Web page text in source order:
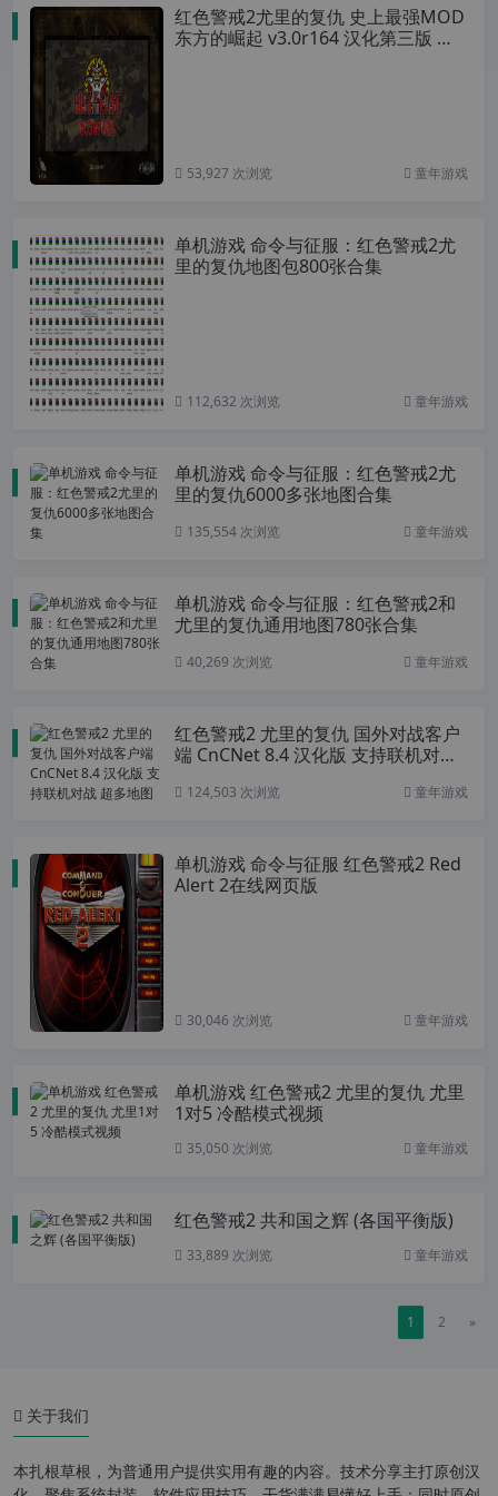
红色警戒2尤里的复仇 史上最强MOD
东方的崛起 v3.0r164 汉化第三版 中
53,927 次浏览 童年游戏
单机游戏 命令与征服：红色警戒2尤
里的复仇地图包800张合集
112,632 次浏览 童年游戏
单机游戏 命令与征服：红色警戒2尤
里的复仇6000多张地图合集
135,554 次浏览 童年游戏
单机游戏 命令与征服：红色警戒2和
尤里的复仇通用地图780张合集
40,269 次浏览 童年游戏
红色警戒2 尤里的复仇 国外对战客户
端 CnCNet 8.4 汉化版 支持联机对战
124,503 次浏览 童年游戏
单机游戏 命令与征服 红色警戒2 Red
Alert 2在线网页版
30,046 次浏览 童年游戏
单机游戏 红色警戒2 尤里的复仇 尤里
1对5 冷酷模式视频
35,050 次浏览 童年游戏
红色警戒2 共和国之辉 (各国平衡版)
33,889 次浏览 童年游戏
1 2 »
关于我们
本扎根草根，为普通用户提供实用有趣的内容。技术分享主打原创汉